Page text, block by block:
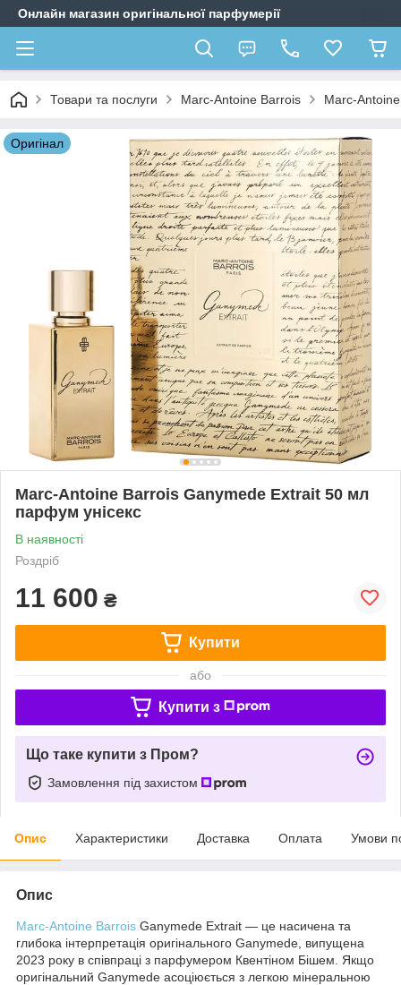
Онлайн магазин оригінальної парфумерії
Товари та послуги Marc-Antoine Barrois Marc-
Оригiнал
Marc-Antoine Barrois Ganymede Extrait 50 мл
парфум унісекс
В наявності
Роздріб
11 600 ₴
Купити
або
Купити з
Що таке купити з Пром?
Замовлення під захистом
Опис Характеристики Доставка Оплата Умови
Опис
Marc-Antoine Barrois Ganymede Extrait — це насичена та
глибока інтерпретація оригінального Ganymede, випущена
2023 року в співпраці з парфумером Квентіном Бішем. Якщо
оригінальний Ganymede асоціюється з легкою мінеральною